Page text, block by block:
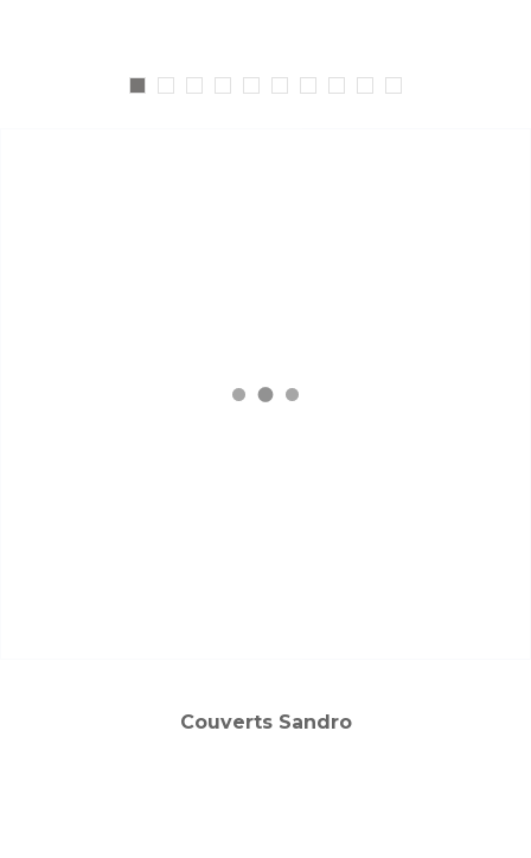
Couverts Sandro